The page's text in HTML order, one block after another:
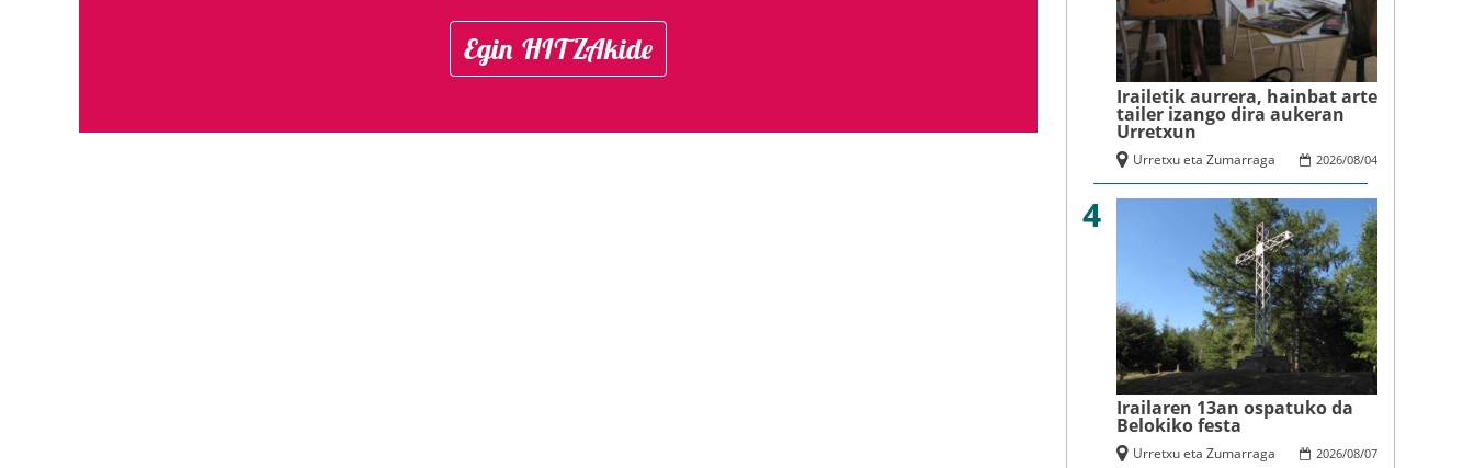
Egin HITZAkide
Irailetik aurrera, hainbat arte
tailer izango dira aukeran
Urretxun
2026/08/04
Urretxu eta Zumarraga
4
Irailaren 13an ospatuko da
Belokiko festa
2026/08/07
Urretxu eta Zumarraga